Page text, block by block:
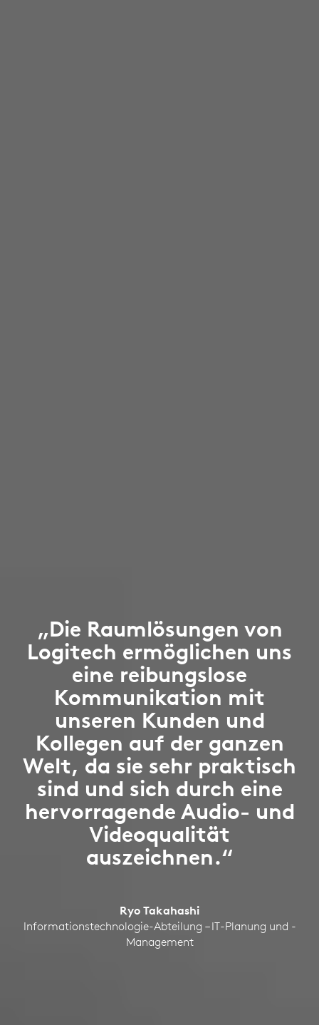
„Die Raumlösungen von
Logitech ermöglichen uns
eine reibungslose
Kommunikation mit
unseren Kunden und
Kollegen auf der ganzen
Welt, da sie sehr praktisch
sind und sich durch eine
hervorragende Audio- und
Videoqualität
auszeichnen.“
Ryo Takahashi
Informationstechnologie-Abteilung – IT-Planung und -
Management